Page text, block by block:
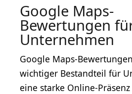
Google Maps-
Bewertungen
Unternehmen
Google Maps-
wichtiger Bestandteil für
eine starke Online-